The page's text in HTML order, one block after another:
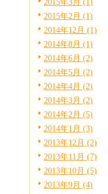
2015年2月 (1)
2014年12月 (1)
2014年8月 (1)
2014年6月 (2)
2014年5月 (2)
2014年4月 (2)
2014年3月 (2)
2014年2月 (5)
2014年1月 (3)
2013年12月 (2)
2013年11月 (7)
2013年10月 (5)
2013年9月 (4)